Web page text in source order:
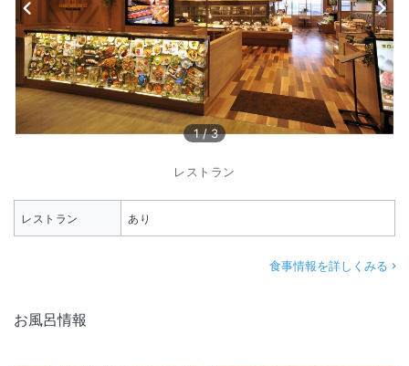
1 /3
レストラン
レストラン あり
食事情報を詳しくみる
お風呂情報